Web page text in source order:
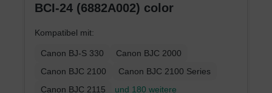
BCI-24 (6882A002) color
Kompatibel mit:
Canon BJ-S 330
Canon BJC 2000
Canon BJC 2100
Canon BJC 2100 Series
Canon BJC 2115
und 180 weitere